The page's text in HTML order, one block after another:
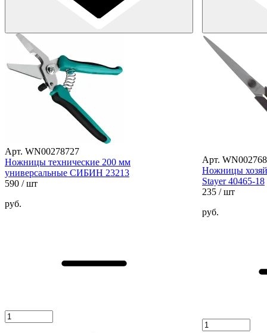
Арт. WN00278727
Ножницы технические 200 мм
универсальные СИБИН 23213
590 / шт
руб.
Арт.
Ножницы
Stayer 40465-18
235 / шт
руб.